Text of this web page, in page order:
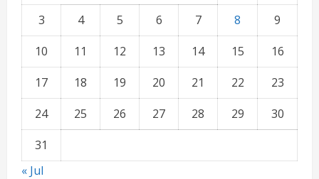
3
4 5 6 7 8
9
10
11 12 13 14 15
16
17
18 19 20 21 22
23
24
25 26 27 28 29
30
31
« Jul